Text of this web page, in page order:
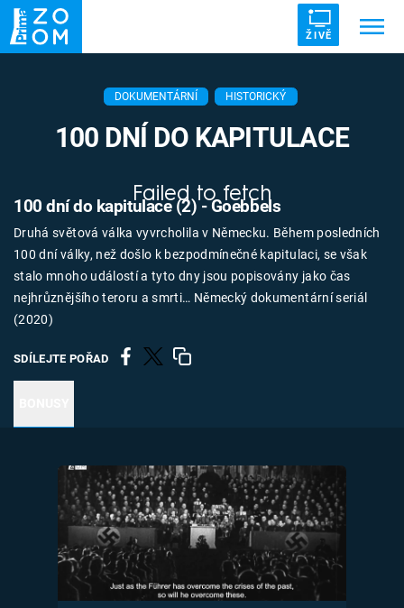
ŽIVĚ
ZRÁDCI UFO DRUHÁ SVĚTOVÁ VÁLKA
ZÁHADY VETŘELCI DÁVNOVĚKU
Témata
Témata
Pořady
TV Program
Časopis
Sledujte prima+
Přihlášení
Sledujte nás
DOKUMENTÁRNÍ HISTORICKÝ
100 DNÍ DO KAPITULACE
Failed to fetch
Druhá světová válka vyvrcholila v Německu. Během posledních
100 dní války, než došlo k bezpodmínečné kapitulaci, se však
stalo mnoho událostí a tyto dny jsou popisovány jako čas
nejhrůznějšího teroru a smrti… Německý dokumentární seriál
(2020)
SDÍLEJTE POŘAD
100 dní do kapitulace (2) - Goebbels